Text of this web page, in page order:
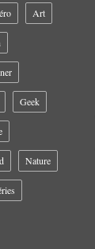
Art
Geek
Nature